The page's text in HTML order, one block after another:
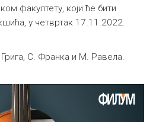
факултету, који ће бити
у четвртак 17.11.2022.
С. Франка и М. Равела.